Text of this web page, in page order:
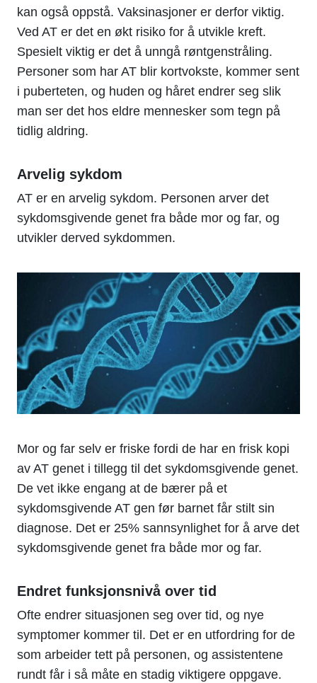
kan også oppstå. Vaksinasjoner er derfor viktig.
Ved AT er det en økt risiko for å utvikle kreft.
Spesielt viktig er det å unngå røntgenstråling.
Personer som har AT blir kortvokste, kommer sent
i puberteten, og huden og håret endrer seg slik
man ser det hos eldre mennesker som tegn på
tidlig aldring.
Arvelig sykdom
AT er en arvelig sykdom. Personen arver det
sykdomsgivende genet fra både mor og far, og
utvikler derved sykdommen.
Mor og far selv er friske fordi de har en frisk kopi
av AT genet i tillegg til det sykdomsgivende genet.
De vet ikke engang at de bærer på et
sykdomsgivende AT gen før barnet får stilt sin
diagnose. Det er 25% sannsynlighet for å arve det
sykdomsgivende genet fra både mor og far.
Endret funksjonsnivå over tid
Ofte endrer situasjonen seg over tid, og nye
symptomer kommer til. Det er en utfordring for de
som arbeider tett på personen, og assistentene
rundt får i så måte en stadig viktigere oppgave.